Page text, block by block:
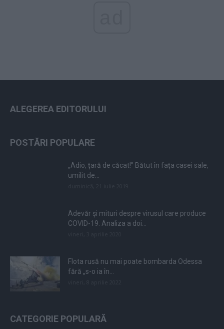
ALEGEREA EDITORULUI
POSTĂRI POPULARE
„Adio, țară de căcat!” Bătut în fața casei sale,
umilit de...
Adevăr și mituri despre virusul care produce
COVID-19. Analiza a doi...
Flota rusă nu mai poate bombarda Odessa
fără „s-o ia în...
CATEGORIE POPULARĂ